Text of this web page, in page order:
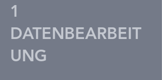
1
DATENBEARBEIT
UNG